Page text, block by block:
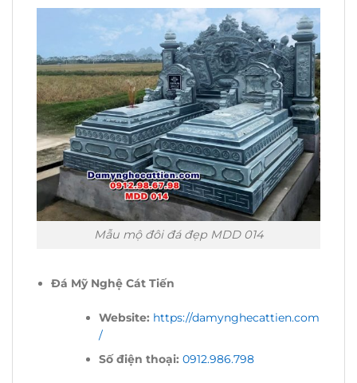
Mẫu mộ đôi đá đẹp MDD 014
Đá Mỹ Nghệ Cát Tiến
Website: https://damynghecattien.com
/
Số điện thoại: 0912.986.798